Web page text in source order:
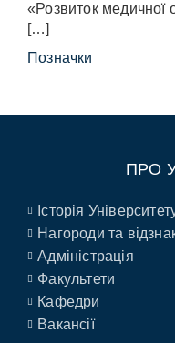
«Розвиток медичної
[…]
Позначки
ПРО
Історія
Нагороди та
Адміністрація
Факультети
Кафедри
Вакансії